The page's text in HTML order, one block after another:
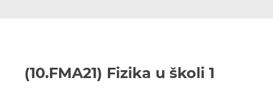
(10.FMA21) Fizika u školi 1